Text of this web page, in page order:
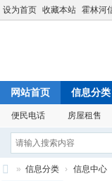
设为首页 收藏本站 霍林河
网站首页 信息分类
便民电话 房屋租售
» 信息分类 › 信息中心